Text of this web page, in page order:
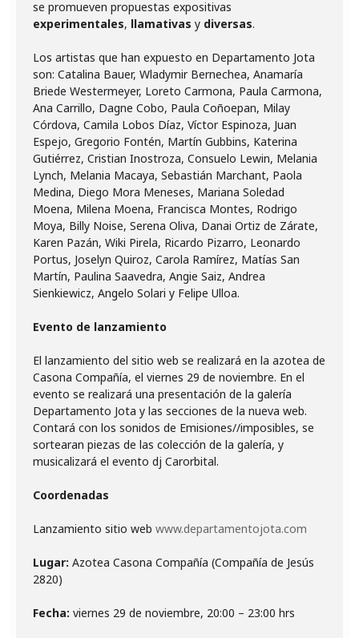
se promueven propuestas expositivas
experimentales, llamativas y diversas.
Los artistas que han expuesto en Departamento Jota
son: Catalina Bauer, Wladymir Bernechea, Anamaría
Briede Westermeyer, Loreto Carmona, Paula Carmona,
Ana Carrillo, Dagne Cobo, Paula Coñoepan, Milay
Córdova, Camila Lobos Díaz, Víctor Espinoza, Juan
Espejo, Gregorio Fontén, Martín Gubbins, Katerina
Gutiérrez, Cristian Inostroza, Consuelo Lewin, Melania
Lynch, Melania Macaya, Sebastián Marchant, Paola
Medina, Diego Mora Meneses, Mariana Soledad
Moena, Milena Moena, Francisca Montes, Rodrigo
Moya, Billy Noise, Serena Oliva, Danai Ortiz de Zárate,
Karen Pazán, Wiki Pirela, Ricardo Pizarro, Leonardo
Portus, Joselyn Quiroz, Carola Ramírez, Matías San
Martín, Paulina Saavedra, Angie Saiz, Andrea
Sienkiewicz, Angelo Solari y Felipe Ulloa.
Evento de lanzamiento
El lanzamiento del sitio web se realizará en la azotea de
Casona Compañía, el viernes 29 de noviembre. En el
evento se realizará una presentación de la galería
Departamento Jota y las secciones de la nueva web.
Contará con los sonidos de Emisiones//imposibles, se
sortearan piezas de las colección de la galería, y
musicalizará el evento dj Carorbital.
Coordenadas
Lanzamiento sitio web www.departamentojota.com
Lugar: Azotea Casona Compañía (Compañía de Jesús
2820)
Fecha: viernes 29 de noviembre, 20:00 – 23:00 hrs